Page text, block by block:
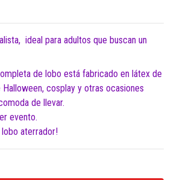
ideal para adultos que buscan un
de lobo está fabricado en látex de
cosplay y otras ocasiones
de llevar.
evento.
aterrador!